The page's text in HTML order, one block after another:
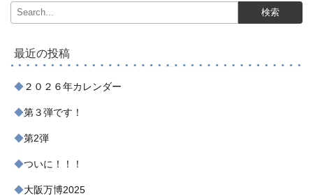
最近の投稿
２０２６年カレンダー
第３弾です！
第2弾
ついに！！！
大阪万博2025